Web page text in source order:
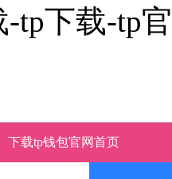
-tp下载-tp
下载tp钱包官网首页